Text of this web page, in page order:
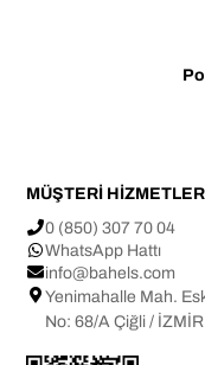
✔ Hediye amaçlı
ton farklılık görülebilir.
Tasarım ve üretim
MÜŞTERİ
0 (850) 307 70 04
WhatsApp Hattı
info@bahels.com
Yenimahalle Mah.
No: 68/A Çiğli / İZMİR